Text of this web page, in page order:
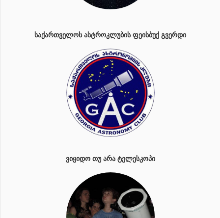
ᲡᲐᲥᲐᲠᲗᲕᲔᲚᲝᲡ ᲐᲡᲢᲠᲝᲙᲚᲣᲑᲘᲡ ᲤᲔᲘᲡᲑᲣᲥ ᲒᲕᲔᲠᲓᲘ
ᲕᲘᲧᲘᲓᲝ ᲗᲣ ᲐᲠᲐ ᲢᲔᲚᲔᲡᲙᲝᲞᲘ